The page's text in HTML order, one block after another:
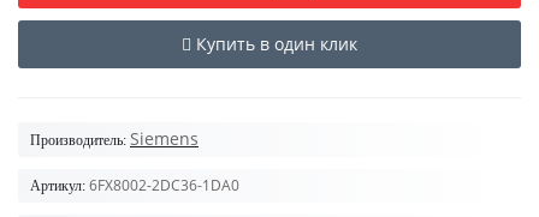
Купить в один клик
Производитель: Siemens
Артикул: 6FX8002-2DC36-1DA0